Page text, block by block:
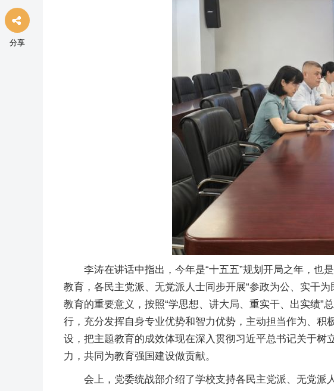
李涛在讲话中指出，今年是“十五五”规划开局之年，也
教育，各民主党派、无党派人士同步开展“参政为公、实干
教育的重要意义，按照“学思想、讲大局、重实干、出实绩”
行，充分发挥自身专业优势和智力优势，主动担当作为、积
设，把主题教育的成效体现在深入贯彻习近平总书记关于
力，共同为教育强国建设做贡献。
会上，党委统战部介绍了学校支持各民主党派、无党派
分享